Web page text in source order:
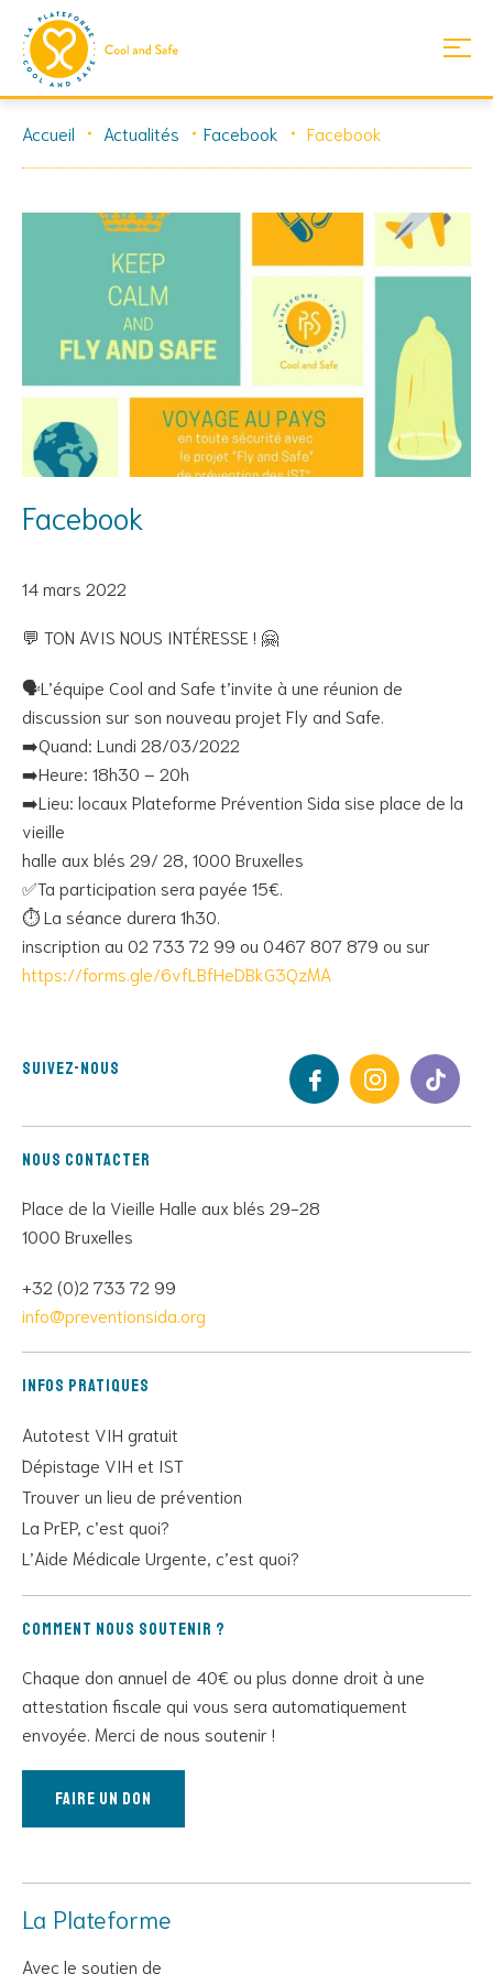
Accueil Actualités Facebook Facebook
Facebook
14 mars 2022
💬 TON AVIS NOUS INTÉRESSE ! 🤗
🗣L’équipe Cool and Safe t’invite à une réunion de
discussion sur son nouveau projet Fly and Safe.
➡️Quand: Lundi 28/03/2022
➡️Heure: 18h30 – 20h
➡️Lieu: locaux Plateforme Prévention Sida sise place de la
vieille
halle aux blés 29/ 28, 1000 Bruxelles
✅Ta participation sera payée 15€.
⏱ La séance durera 1h30.
inscription au 02 733 72 99 ou 0467 807 879 ou sur
https://forms.gle/6vfLBfHeDBkG3QzMA
Suivez-nous
Nous contacter
Place de la Vieille Halle aux blés 29-28
1000 Bruxelles
+32 (0)2 733 72 99
info@preventionsida.org
Infos pratiques
Autotest VIH gratuit
Dépistage VIH et IST
Trouver un lieu de prévention
La PrEP, c’est quoi?
L’Aide Médicale Urgente, c’est quoi?
Comment nous soutenir ?
Chaque don annuel de 40€ ou plus donne droit à une
attestation fiscale qui vous sera automatiquement
envoyée. Merci de nous soutenir !
Faire un don
La Plateforme
Avec le soutien de